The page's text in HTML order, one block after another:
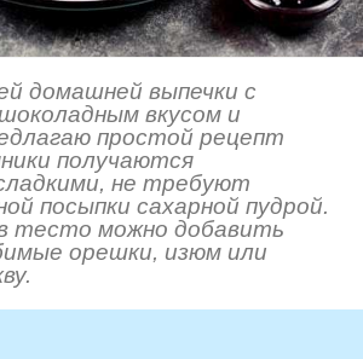
домашней выпечки с
вкусом и
простой рецепт
получаются
не требуют
посыпки сахарной пудрой.
тесто можно добавить
орешки, изюм или